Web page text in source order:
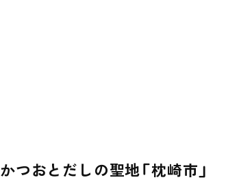
かつおとだしの聖地「枕崎市」